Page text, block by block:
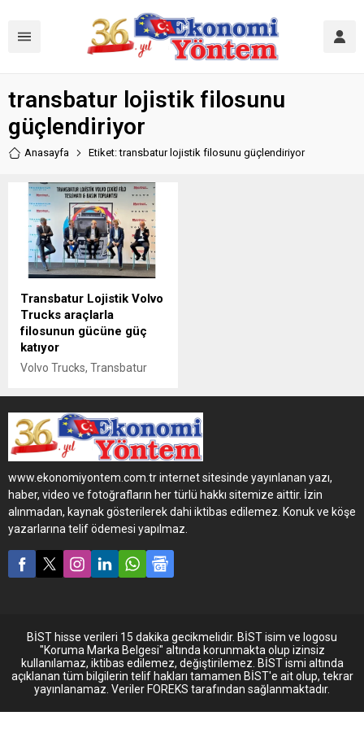
transbatur lojistik filosunu
güçlendiriyor
Anasayfa Etiket: transbatur lojistik filosunu güçlendiriyor
Transbatur Lojistik Volvo
Trucks araçlarla
filosunun gücüne güç
katıyor
Volvo Trucks, Transbatur
FH540 ve 2 adet elektrikli
çekiciyi İstanbul Modern’de
düzenlenen bir törenle
teslim etti." Volvo benim
hayalim , aşkım" diyen
Transbatur Logistics
Yönetim Kurulu Başkanı
Mehmet Dilmen çocukluk
hayalini gerçekleştirmenin
www.ekonomiyontem.com.tr internet sitesinde yayınlanan yazı,
haber, video ve fotoğrafların her türlü hakkı sitemize aittir. İzin
alınmadan, kaynak gösterilerek dahi iktibas edilemez. Konuk ve köşe
yazarlarına telif ödemesi yapılmaz.
BİST hisse verileri 15 dakika gecikmelidir. BİST isim ve logosu
"Koruma Marka Belgesi" altında korunmakta olup izinsiz
kullanılamaz, iktibas edilemez, değiştirilemez. BİST ismi altında
açıklanan tüm bilgilerin telif hakları tamamen BİST'e ait olup, tekrar
yayınlanamaz. Veriler FOREKS tarafından sağlanmaktadır.